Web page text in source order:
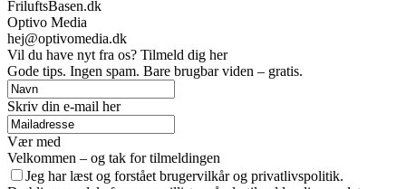
FriluftsBasen.dk
Optivo Media
hej@optivomedia.dk
Vil du have nyt fra os? Tilmeld dig her
Gode tips. Ingen spam. Bare brugbar viden – gratis.
Skriv din e-mail her
Vær med
Velkommen – og tak for tilmeldingen
Jeg har læst og forstået brugervilkår og privatlivspolitik.